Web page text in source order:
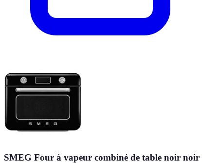
SMEG Four à vapeur combiné de table noir noir